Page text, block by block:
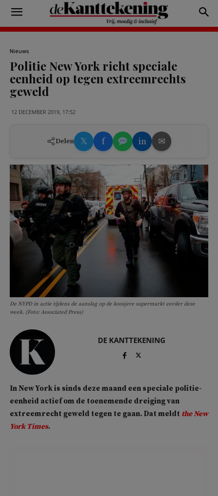
Nieuws
Politie New York richt speciale
eenheid op tegen extreemrechts
geweld
12 DECEMBER 2019, 17:52
Delen 𝕏 f in ✉
De NYPD in actie tijdens de aanslag op de koosjere supermarkt eerder deze
week. (Foto: Associated Press)
DE KANTTEKENING
In New York is sinds deze maand een speciale politie-
eenheid actief om de toenemende dreiging van
extreemrecht geweld tegen te gaan. Dat meldt the New
York Times.